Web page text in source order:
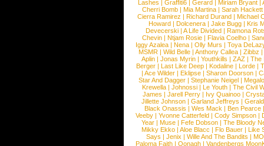
Lashes |Graffiti6 |Gerard Miriam Bryant |
Cherri Bomb | Mia Martina | Sarah Hackett
Cierra Ramirez | Richard Durand | Michael
Howard |Dolcenera |Jake Bugg |Kris
Devecerski |A Life Divided |Ramona
Chevin |Ntjam Rosie |Flavia Coelho |
Iggy Azalea | Nena | Olly Murs | Toya
MSMR |Wild Belle |Anthony Callea |Zibbz
Aplin | Jonas Myrin | Youthkills | ZAZ | The
Berger |Last Like Deep |Kodaline |Lorde |
|Ace Wilder |Eklipse |Sharon Doorson |
Star And Dagger | Stephanie Neigel |
Krewella | Johnossi | Le Youth | The Civil
James | Jarell Perry | Ivy Quainoo |
Jillette Johnson | Garland Jeffreys |
Black Onassis | Wes Mack | Ben Pearce
Veeby | Yvonne Catterfeld | Cody Simpson |
Year |Muse |Fefe Dobson |The Bloody
Mikky Ekko | Aloe Blacc | Flo Bauer | Like
Says | Jenix | Wille And The Bandits | MO
Paloma Faith |Oonagh |Vandenbergs